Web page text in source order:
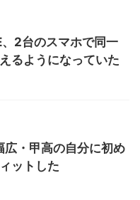
2台のスマホで同一
るようになっていた
広・甲高の自分に初め
ットした